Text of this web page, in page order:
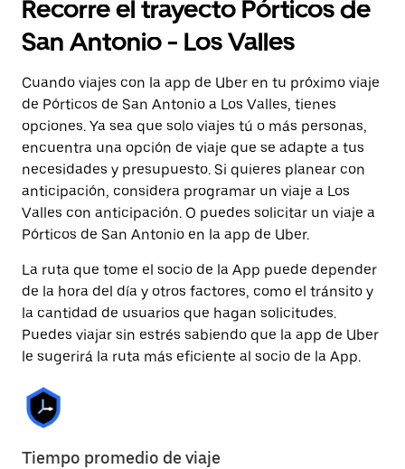
Recorre el trayecto Pórticos de
San Antonio - Los Valles
Cuando viajes con la app de Uber en tu próximo viaje
de Pórticos de San Antonio a Los Valles, tienes
opciones. Ya sea que solo viajes tú o más personas,
encuentra una opción de viaje que se adapte a tus
necesidades y presupuesto. Si quieres planear con
anticipación, considera programar un viaje a Los
Valles con anticipación. O puedes solicitar un viaje a
Pórticos de San Antonio en la app de Uber.
La ruta que tome el socio de la App puede depender
de la hora del día y otros factores, como el tránsito y
la cantidad de usuarios que hagan solicitudes.
Puedes viajar sin estrés sabiendo que la app de Uber
le sugerirá la ruta más eficiente al socio de la App.
Tiempo promedio de viaje